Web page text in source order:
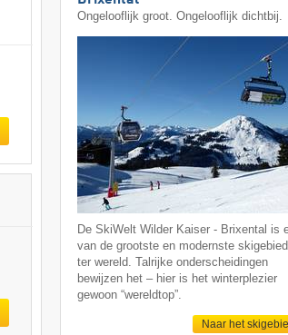
Ongelooflijk groot. Ongelooflijk dichtbij.
De SkiWelt Wilder Kaiser - Brixental is
van de grootste en modernste
ter wereld. Talrijke onderscheidingen
bewijzen het – hier is het winterplezier
gewoon “wereldtop”.
Naar het